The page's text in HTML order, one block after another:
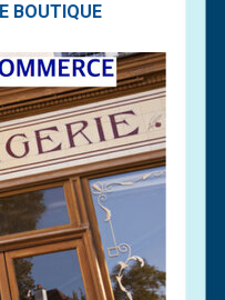
BOUTIQUE